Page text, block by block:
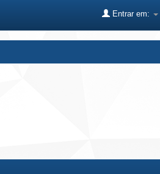
Entrar em: